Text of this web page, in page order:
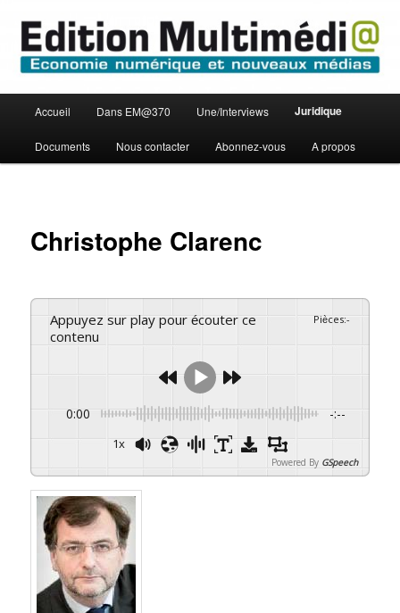
contenu
principalEdition Multimédi@
principal
Accueil Dans EM@370 Une/Interviews Juridique
Documents Nous contacter Abonnez-vous A propos
Christophe Clarenc
Appuyez sur play pour écouter ce
contenu
Pièces:-
0:00 -:--
1x
Powered By GSpeech